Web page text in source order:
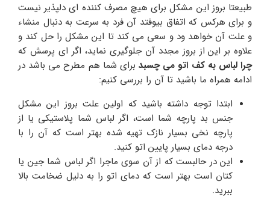
طبیعتا بروز این مشکل برای هیچ مصرف کننده ای دلپذیر نیست
و برای هرکس که اتفاق بیوفتد آن فرد به سرعت به دنبال منشاء
و علت آن خواهد ود و سعی می کند تا این مشکل را حل کند و
علاوه بر این از بروز مجدد آن جلوگیری نماید، اگر ای پرسش که
چرا لباس به کف اتو می چسبدبرای شما هم مطرح می باشد در
ادامه همراه ما باشید تا آن را بررسی کنیم:
ابتدا توجه داشته باشید که اولین علت بروز این مشکل
جنس بد پارچه شما است، اگر لباس شما پلاستیکی یا از
پارچه نخی بسیار نازک تهیه شده بهتر است که آن را با
درجه دمای بسیار پایین اتو کنید.
این در حالبست که از آن سوی ماجرا اگر لباس شما جین یا
کتان است بهتر است که دمای اتو را به دلیل ضخامت بالا
ببرید.